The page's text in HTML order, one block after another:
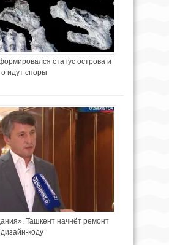
статус острова и
идут споры
Ташкент начнёт ремонт
коду